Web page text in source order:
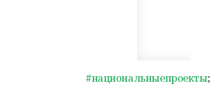
#национальныепроекты;